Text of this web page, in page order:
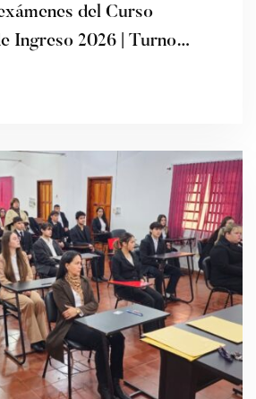
del Curso
Ingreso 2026 | Turno